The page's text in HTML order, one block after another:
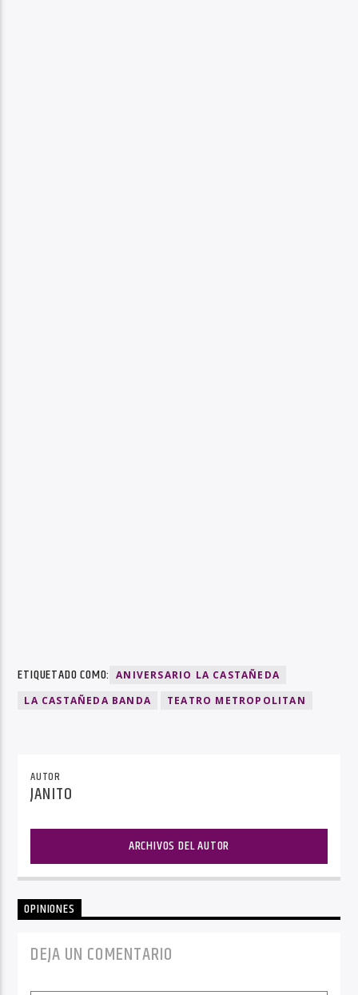
ETIQUETADO COMO:
ANIVERSARIO LA CASTAÑEDA
LA CASTAÑEDA BANDA
TEATRO METROPOLITAN
AUTOR
JANITO
ARCHIVOS DEL AUTOR
OPINIONES
DEJA UN COMENTARIO